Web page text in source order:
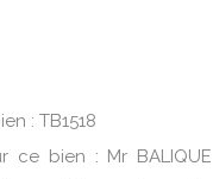
: TB1518
ce bien : Mr